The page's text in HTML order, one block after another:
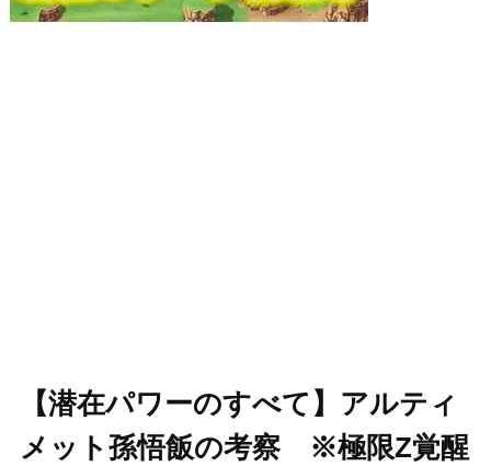
【潜在パワーのすべて】アルティ
メット孫悟飯の考察 ※極限Z覚醒